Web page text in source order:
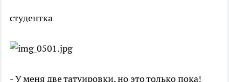
студентка
- У меня две татуировки, но это только пока!